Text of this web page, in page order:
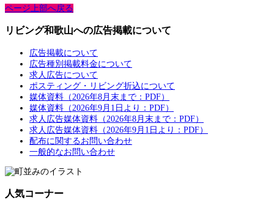
ページ上部へ戻る
リビング和歌山への広告掲載について
広告掲載について
広告種別掲載料金について
求人広告について
ポスティング・リビング折込について
媒体資料（2026年8月末まで：PDF）
媒体資料（2026年9月1日より：PDF）
求人広告媒体資料（2026年8月末まで：PDF）
求人広告媒体資料（2026年9月1日より：PDF）
配布に関するお問い合わせ
一般的なお問い合わせ
人気コーナー